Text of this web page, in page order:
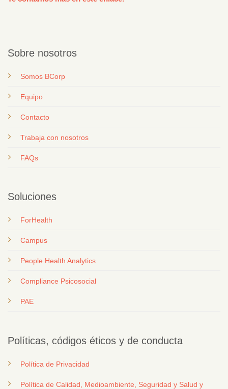
Sobre nosotros
Somos BCorp
Equipo
Contacto
Trabaja con nosotros
FAQs
Soluciones
ForHealth
Campus
People Health Analytics
Compliance Psicosocial
PAE
Políticas, códigos éticos y de conducta
Política de Privacidad
Política de Calidad, Medioambiente, Seguridad y Salud y